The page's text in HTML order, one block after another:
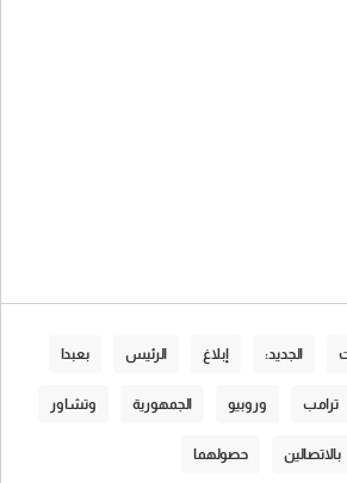
الجديد: إبلاغ الرئيس بعبدا
ترامب وروبيو الجمهورية وتشاور
بالاتصالين حصولهما